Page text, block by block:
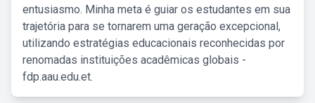
entusiasmo. Minha meta é guiar os estudantes em sua
trajetória para se tornarem uma geração excepcional,
utilizando estratégias educacionais reconhecidas por
renomadas instituições acadêmicas globais -
fdp.aau.edu.et.